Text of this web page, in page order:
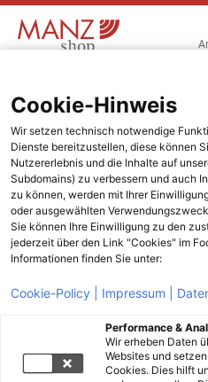
Cookie-Hinweis
Wir setzen technisch notwendige
Dienste bereitzustellen, diese können
Nutzererlebnis und die Inhalte auf
Subdomains) zu verbessern und auch
zu können, werden mit Ihrer
oder ausgewählten
Sie können Ihre Einwilligung zu den
jederzeit über den Link "Cookies" im
Informationen finden Sie unter:
Cookie-Policy | Impressum |
Performance &
Wir erheben Daten
Websites und
Cookies. Dies hilft